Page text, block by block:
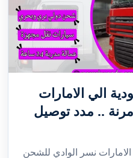
الي الامارات
أسعار مرنة .. مدد توصيل
نسر الوادي للشحن